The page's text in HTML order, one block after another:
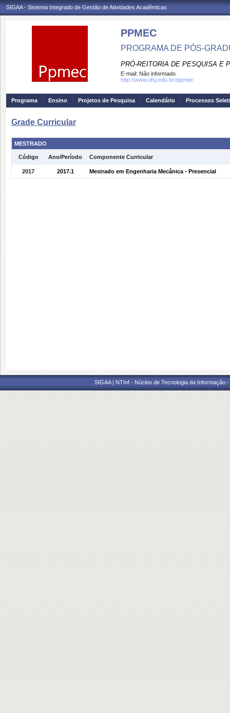
SIGAA - Sistema Integrado de Gestão de Atividades Acadêmicas
PPMEC
PROGRAMA DE PÓS-
PRÓ-REITORIA DE PESQUISA E
E-mail: Não informado
http://www.ufsj.edu.br//ppmec
Programa Ensino Projetos de Pesquisa Calendário Processos
Grade Curricular
MESTRADO
Código Ano/Período Componente Curricular
2017 2017.1 Mestrado em Engenharia Mecânica - Presencial
SIGAA | NTInf - Núcleo de Tecnologia da